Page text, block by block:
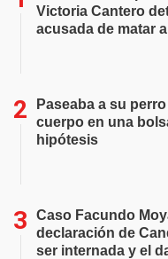
Victoria Cantero
acusada de matar
Paseaba a su
cuerpo en una
hipótesis
Caso Facundo
declaración de
ser internada y el